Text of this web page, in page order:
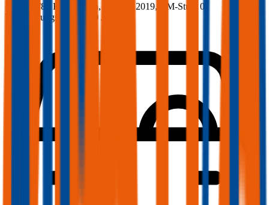
111.4 PS/82 KW, benzin, Baujahr 2019, BM-Stufe 0
Versicherungsnehmer 30 Jahre